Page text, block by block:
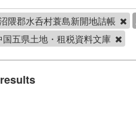
隈郡水呑村蓑島新開地詰帳
国五県土地・租税資料文庫